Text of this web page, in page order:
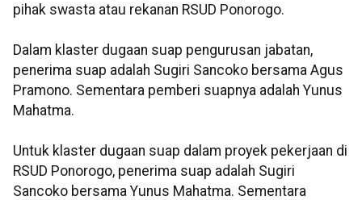
pihak swasta atau rekanan RSUD Ponorogo.
Dalam klaster dugaan suap pengurusan jabatan,
penerima suap adalah Sugiri Sancoko bersama Agus
Pramono. Sementara pemberi suapnya adalah Yunus
Mahatma.
Untuk klaster dugaan suap dalam proyek pekerjaan di
RSUD Ponorogo, penerima suap adalah Sugiri
Sancoko bersama Yunus Mahatma. Sementara